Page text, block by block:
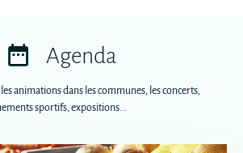
Agenda
animations dans les communes, les concerts,
sportifs, expositions...